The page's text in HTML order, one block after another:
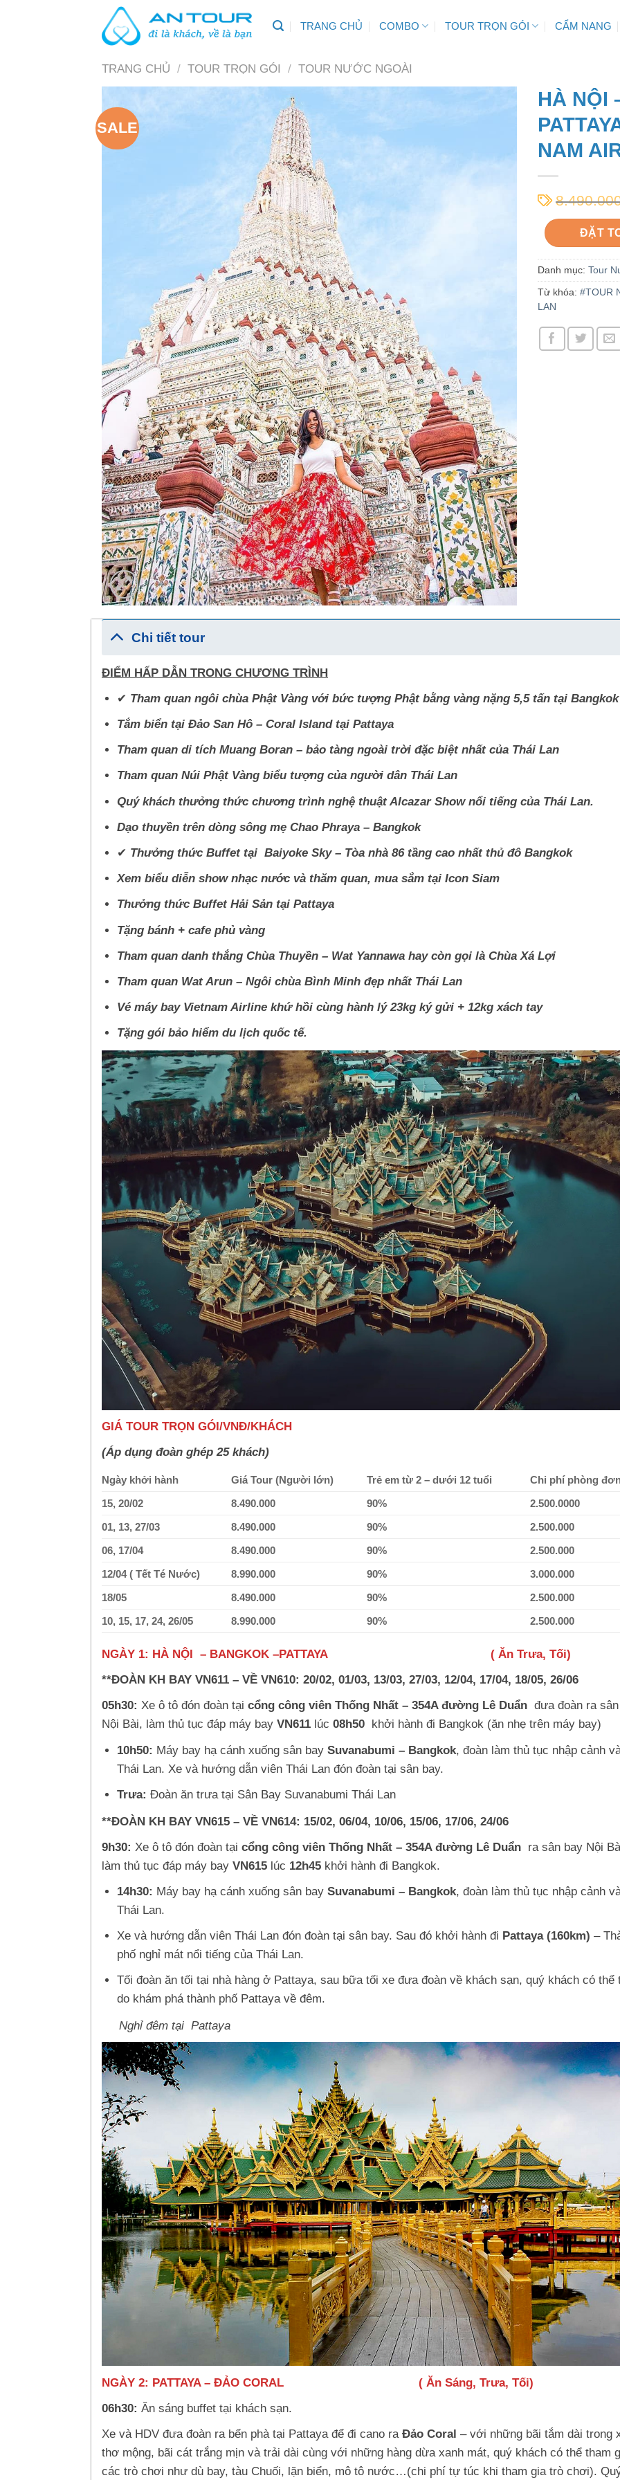
TRANG CHỦ COMBO TOUR TRỌN GÓI CẨM NANG
TRANG CHỦ / TOUR TRỌN GÓI / TOUR NƯỚC NGOÀI
SALE
HÀ NỘI
NAM
ĐẶT
Danh mục: Tour
Từ khóa: #TOUR
LAN
Chi tiết tour
ĐIỂM HẤP DẪN TRONG CHƯƠNG TRÌNH
✔ Tham quan ngôi chùa Phật Vàng với bức tượng Phật bằng vàng nặng 5,5 tấn tại Bangkok
Tắm biển tại Đảo San Hô – Coral Island tại Pattaya
Tham quan di tích Muang Boran – bảo tàng ngoài trời đặc biệt nhất của Thái Lan
Tham quan Núi Phật Vàng biểu tượng của người dân Thái Lan
Quý khách thưởng thức chương trình nghệ thuật Alcazar Show nổi tiếng của Thái Lan.
Dạo thuyền trên dòng sông mẹ Chao Phraya – Bangkok
✔ Thưởng thức Buffet tại Baiyoke Sky – Tòa nhà 86 tầng cao nhất thủ đô Bangkok
Xem biểu diễn show nhạc nước và thăm quan, mua sắm tại Icon Siam
Thưởng thức Buffet Hải Sản tại Pattaya
Tặng bánh + cafe phủ vàng
Tham quan danh thắng Chùa Thuyền – Wat Yannawa hay còn gọi là Chùa Xá Lợi
Tham quan Wat Arun – Ngôi chùa Bình Minh đẹp nhất Thái Lan
Vé máy bay Vietnam Airline khứ hồi cùng hành lý 23kg ký gửi + 12kg xách tay
Tặng gói bảo hiểm du lịch quốc tế.
GIÁ TOUR TRỌN GÓI/VNĐ/KHÁCH
(Áp dụng đoàn ghép 25 khách)
Ngày khởi hành Giá Tour (Người lớn) Trẻ em từ 2 – dưới 12 tuổi
Chi phí phòng
15, 20/02 8.490.000 90%
2.500.0000
01, 13, 27/03
8.490.000 90%
2.500.000
06, 17/04
8.490.000 90%
2.500.000
12/04 ( Tết Té Nước)
8.990.000 90%
3.000.000
18/05
8.490.000 90%
2.500.000
10, 15, 17, 24, 26/05
8.990.000 90% 2.500.000
NGÀY 1: HÀ NỘI – BANGKOK –PATTAYA ( Ăn Trưa, Tối)
**ĐOÀN KH BAY VN611 – VỀ VN610: 20/02, 01/03, 13/03, 27/03, 12/04, 17/04, 18/05, 26/06
05h30: Xe ô tô đón đoàn tại cổng công viên Thống Nhất – 354A đường Lê Duẩn đưa đoàn ra
Nội Bài, làm thủ tục đáp máy bay VN611 lúc 08h50
khởi hành đi Bangkok (ăn nhẹ trên máy bay)
10h50: Máy bay hạ cánh xuống sân baySuvanabumi – Bangkok, đoàn làm thủ tục nhập cảnh
Thái Lan. Xe và hướng dẫn viên Thái Lan đón đoàn tại sân bay.
Trưa:Đoàn ăn trưa tại Sân Bay Suvanabumi Thái Lan
**ĐOÀN KH BAY VN615 – VỀ VN614: 15/02, 06/04, 10/06, 15/06, 17/06, 24/06
9h30: Xe ô tô đón đoàn tại cổng công viên Thống Nhất – 354A đường Lê Duẩn ra sân bay Nội
làm thủ tục đáp máy bay VN615 lúc 12h45 khởi hành đi Bangkok.
14h30: Máy bay hạ cánh xuống sân baySuvanabumi – Bangkok, đoàn làm thủ tục nhập cảnh
Thái Lan.
Xe và hướng dẫn viên Thái Lan đón đoàn tại sân bay. Sau đó khởi hành đi Pattaya (160km) –
phố nghỉ mát nổi tiếng của Thái Lan.
Tối đoàn ăn tối tại nhà hàng ở Pattaya, sau bữa tối xe đưa đoàn về khách sạn, quý khách có thể
do khám phá thành phố Pattaya về đêm.
Nghỉ đêm tại Pattaya
NGÀY 2: PATTAYA – ĐẢO CORAL ( Ăn Sáng, Trưa, Tối)
06h30: Ăn sáng buffet tại khách sạn.
Xe và HDV đưa đoàn ra bến phà tại Pattaya để đi cano ra Đảo Coral – với những bãi tắm dài trong
thơ mộng, bãi cát trắng mịn và trải dài cùng với những hàng dừa xanh mát, quý khách có thể tham
các trò chơi như dù bay, tàu Chuối, lặn biển, mô tô nước…(chi phí tự túc khi tham gia trò chơi).